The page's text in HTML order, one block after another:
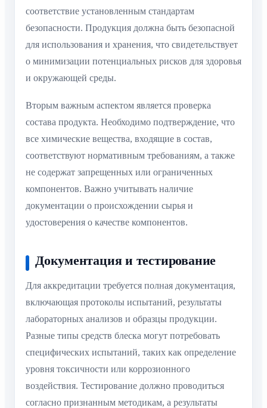
соответствие установленным стандартам
безопасности. Продукция должна быть безопасной
для использования и хранения, что свидетельствует
о минимизации потенциальных рисков для здоровья
и окружающей среды.
Вторым важным аспектом является проверка
состава продукта. Необходимо подтверждение, что
все химические вещества, входящие в состав,
соответствуют нормативным требованиям, а также
не содержат запрещенных или ограниченных
компонентов. Важно учитывать наличие
документации о происхождении сырья и
удостоверения о качестве компонентов.
Документация и тестирование
Для аккредитации требуется полная документация,
включающая протоколы испытаний, результаты
лабораторных анализов и образцы продукции.
Разные типы средств блеска могут потребовать
специфических испытаний, таких как определение
уровня токсичности или коррозионного
воздействия. Тестирование должно проводиться
согласно признанным методикам, а результаты